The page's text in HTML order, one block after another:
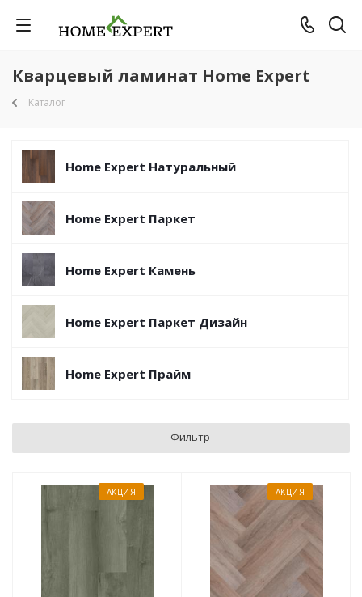
Кварцевый ламинат Home Expert
Каталог
Home Expert Натуральный
Home Expert Паркет
Home Expert Камень
Home Expert Паркет Дизайн
Home Expert Прайм
Фильтр
АКЦИЯ АКЦИЯ